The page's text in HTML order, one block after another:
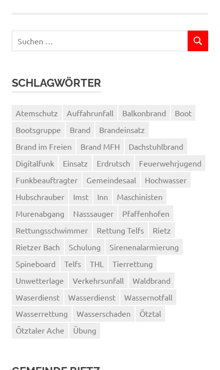
nach:
SUCHEN
SCHLAGWÖRTER
Atemschutz Auffahrunfall Balkonbrand
Boot
Bootsgruppe
Brand
Brandeinsatz
Brand im Freien
Brand MFH
Dachstuhlbrand
Digitalfunk
Einsatz Erdrutsch
Feuerwehrjugend
Funkbeauftragter
Gemeindesaal
Hochwasser
Hubschrauber
Imst Inn
Maschinisten
Murenabgang
Nasssauger
Pfaffenhofen
Rettungsschwimmer
Rettung Telfs
Rietz
Rietzer Bach
Schulung
Sirenenalarmierung
Spineboard
Telfs THL
Tierrettung
Unwetterlage
Verkehrsunfall
Waldbrand
Waserdienst
Wasserdienst
Wassernotfall
Wasserrettung
Wasserschaden
Ötztal
Ötztaler Ache
Übung